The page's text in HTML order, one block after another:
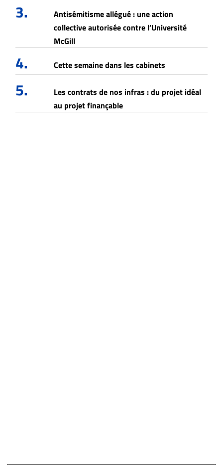
3.
Antisémitisme allégué : une action
collective autorisée contre l’Université
McGill
4. Cette semaine dans les cabinets
5.
Les contrats de nos infras : du projet idéal
au projet finançable